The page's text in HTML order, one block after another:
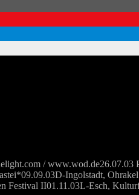
/ www.wod.de26.07.03
Ingolstadt,
Festival II01.11.03L-Esch,